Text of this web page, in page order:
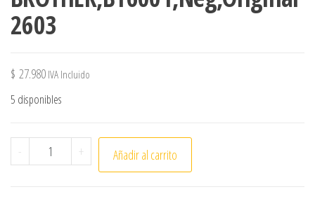
2603
$ 27.980 IVA Incluido
5 disponibles
- Botella BROTHER,BT6001,Neg,Original 2603 cantidad
+ Añadir al carrito